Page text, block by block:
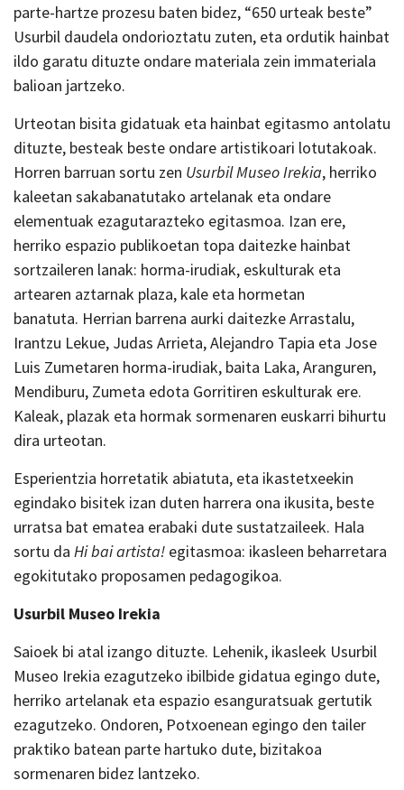
parte-hartze prozesu baten bidez, “650 urteak beste”
Usurbil daudela ondorioztatu zuten, eta ordutik hainbat
ildo garatu dituzte ondare materiala zein immateriala
balioan jartzeko.
Urteotan bisita gidatuak eta hainbat egitasmo antolatu
dituzte, besteak beste ondare artistikoari lotutakoak.
Horren barruan sortu zen Usurbil Museo Irekia, herriko
kaleetan sakabanatutako artelanak eta ondare
elementuak ezagutarazteko egitasmoa. Izan ere,
herriko espazio publikoetan topa daitezke hainbat
sortzaileren lanak: horma-irudiak, eskulturak eta
artearen aztarnak plaza, kale eta hormetan
banatuta. Herrian barrena aurki daitezke Arrastalu,
Irantzu Lekue, Judas Arrieta, Alejandro Tapia eta Jose
Luis Zumetaren horma-irudiak, baita Laka, Aranguren,
Mendiburu, Zumeta edota Gorritiren eskulturak ere.
Kaleak, plazak eta hormak sormenaren euskarri bihurtu
dira urteotan.
Esperientzia horretatik abiatuta, eta ikastetxeekin
egindako bisitek izan duten harrera ona ikusita, beste
urratsa bat ematea erabaki dute sustatzaileek. Hala
sortu da Hi bai artista! egitasmoa: ikasleen beharretara
egokitutako proposamen pedagogikoa.
Usurbil Museo Irekia
Saioek bi atal izango dituzte. Lehenik, ikasleek Usurbil
Museo Irekia ezagutzeko ibilbide gidatua egingo dute,
herriko artelanak eta espazio esanguratsuak gertutik
ezagutzeko. Ondoren, Potxoenean egingo den tailer
praktiko batean parte hartuko dute, bizitakoa
sormenaren bidez lantzeko.